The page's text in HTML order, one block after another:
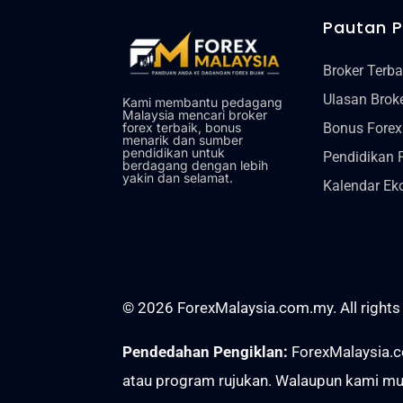
Kami membantu pedagang
Malaysia mencari broker
forex terbaik, bonus
menarik dan sumber
pendidikan untuk
berdagang dengan lebih
yakin dan selamat.
Pautan
Broker
Ulasan
Bonus Forex
Pendidikan
Kalendar
© 2026 ForexMalaysia.com.my. All rights
Pendedahan Pengiklan:
atau program rujukan. Walaupun kami